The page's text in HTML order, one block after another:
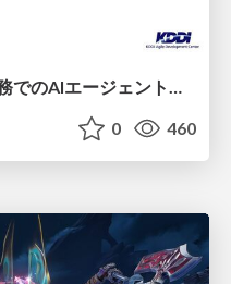
Atlassian Cloudサポート業務でのAIエージェント活用事例
0 460